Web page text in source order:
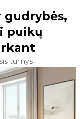
gudrybės,
puikų
turinys